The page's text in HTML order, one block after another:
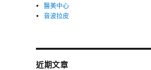
醫美中心
音波拉皮
近期文章